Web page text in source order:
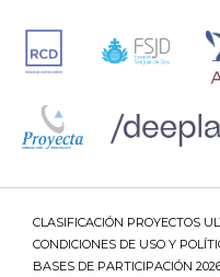
CLASIFICACIÓN PROYECTOS
CONDICIONES DE USO Y
BASES DE PARTICIPACIÓN